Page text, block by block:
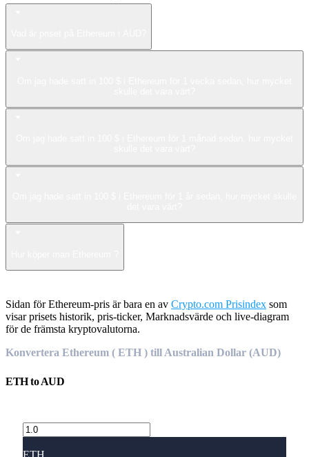
Sidan för Ethereum-pris är bara en av Crypto.com Prisindex som
visar prisets historik, pris-ticker, Marknadsvärde och live-diagram
för de främsta kryptovalutorna.
Konvertera Ethereum ( ETH ) till Australian Dollar (AUD)
ETHtoAUD
ETH